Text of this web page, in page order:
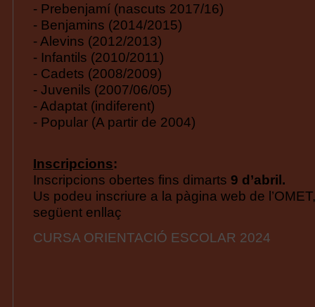
- Prebenjamí (nascuts 2017/16)
- Benjamins (2014/2015)
- Alevins (2012/2013)
- Infantils (2010/2011)
- Cadets (2008/2009)
- Juvenils (2007/06/05)
- Adaptat (indiferent)
- Popular (A partir de 2004)
Inscripcions:
Inscripcions obertes fins dimarts 9 d’abril.
Us podeu inscriure a la pàgina web de
següent enllaç
CURSA ORIENTACIÓ ESCOLAR 2024